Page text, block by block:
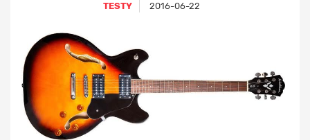
TESTY 2016-06-22